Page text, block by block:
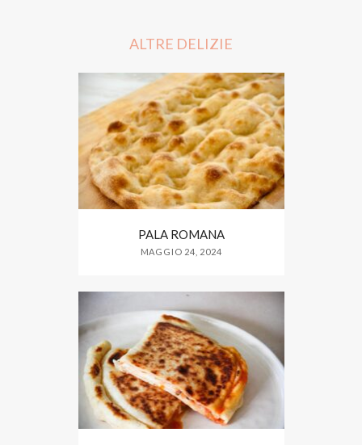
ALTRE DELIZIE
PALA ROMANA
MAGGIO 24, 2024